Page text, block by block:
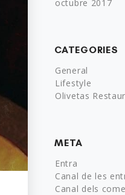
octubre 2017
CATEGORIES
General
Lifestyle
Olivetas
META
Entra
Canal de les
Canal dels